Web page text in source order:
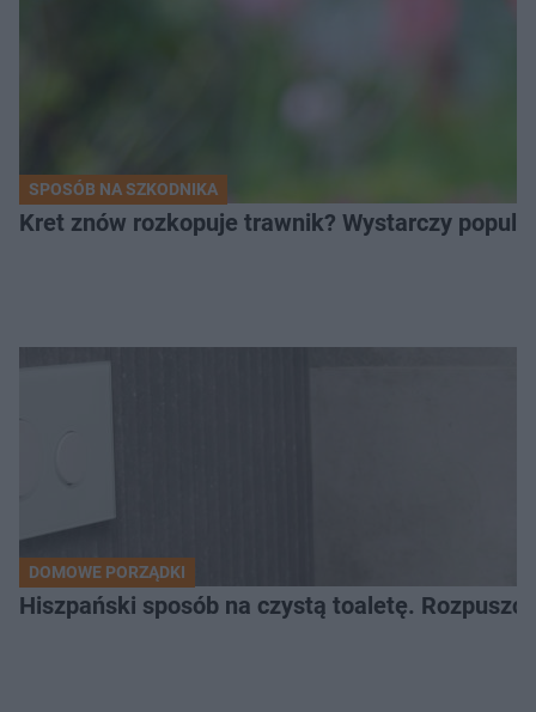
SPOSÓB NA SZKODNIKA
Kret znów rozkopuje trawnik? Wystarczy
DOMOWE PORZĄDKI
Hiszpański sposób na czystą toaletę.